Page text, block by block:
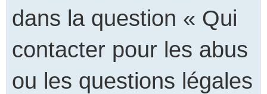
dans la question « Qui
contacter pour les abus
ou les questions légales